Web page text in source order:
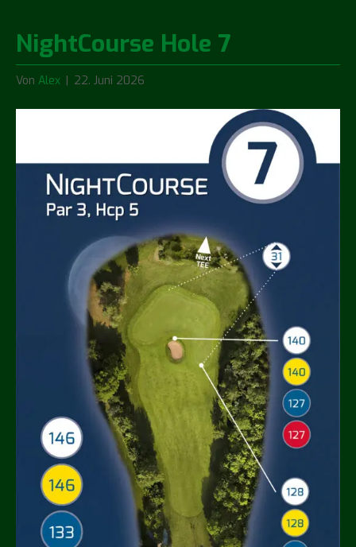
NightCourse Hole 7
Von Alex 22. Juni 2026